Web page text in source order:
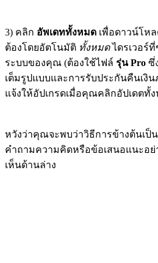
3) คลิก อัพเดททั้งหมด เพื่อดาวน์โห
ต้องโดยอัตโนมัติ ทั้งหมดไดรเวอร์
ระบบของคุณ (ต้องใช้ไฟล์ รุ่น Pro ซึ่
เต็มรูปแบบและการรับประกันคืนเงิ
แจ้งให้อัปเกรดเมื่อคุณคลิกอัปเดตทั้
หวังว่าคุณจะพบว่าวิธีการข้างต้นเ
คำถามความคิดหรือข้อเสนอแนะอย่
เห็นด้านล่าง